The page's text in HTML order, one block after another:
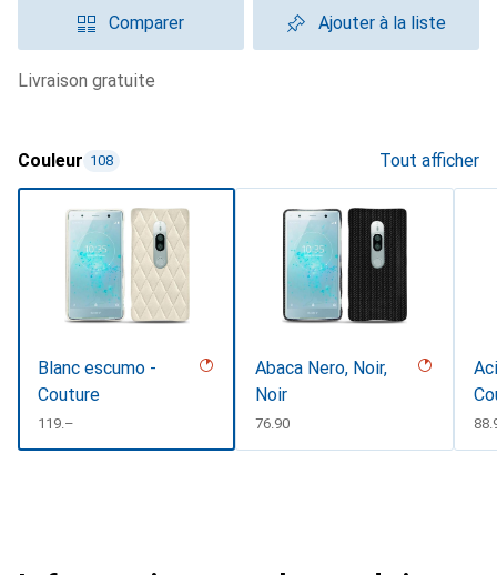
Comparer Ajouter à la liste
livraison gratuite
Couleur 108 Tout afficher
Blanc escumo -
Couture
CHF
119.–
Abaca Nero, Noir,
Noir
CHF
76.90